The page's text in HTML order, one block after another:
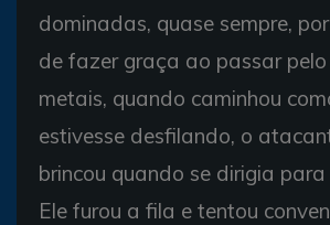
dominadas, quase sempre,
de fazer graça ao passar
metais, quando caminhou
estivesse desfilando, o
brincou quando se dirigia
Ele furou a fila e tentou